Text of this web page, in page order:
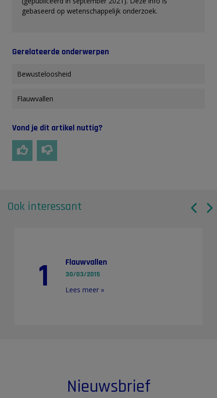
gebaseerd op wetenschappelijk onderzoek.
Gerelateerde onderwerpen
Bewusteloosheid
Flauwvallen
Vond je dit artikel nuttig?
Ook interessant
1 Flauwvallen
30/03/2015
Lees meer »
Nieuwsbrief